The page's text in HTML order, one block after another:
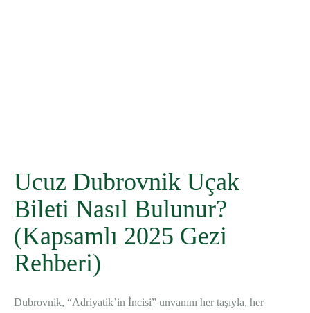
Ucuz Dubrovnik Uçak
Bileti Nasıl Bulunur?
(Kapsamlı 2025 Gezi
Rehberi)
Dubrovnik, “Adriyatik’in İncisi” unvanını her taşıyla, her